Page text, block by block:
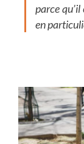
parce
en